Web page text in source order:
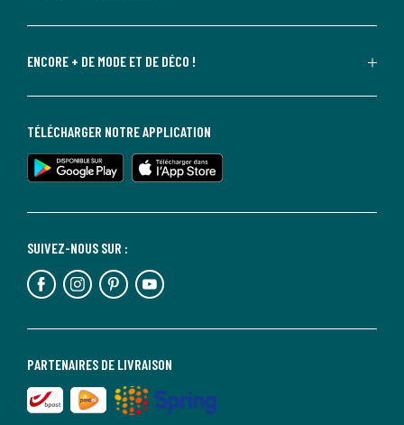
ENCORE + DE MODE ET DE DÉCO !
PARTENAIRES DE LIVRAISON
SUIVEZ-NOUS SUR :
TÉLÉCHARGER NOTRE APPLICATION